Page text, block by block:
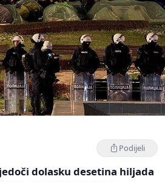
Podijeli
dolasku desetina hiljada